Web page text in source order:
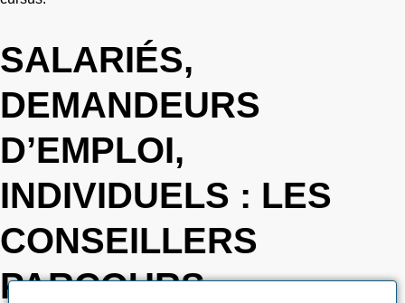
SALARIÉS,
DEMANDEURS
D’EMPLOI,
INDIVIDUELS : LES
CONSEILLERS
PARCOURS